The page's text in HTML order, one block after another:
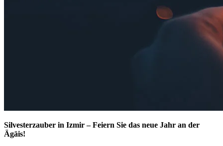
Silvesterzauber in Izmir – Feiern Sie das neue Jahr an der
Ägäis!